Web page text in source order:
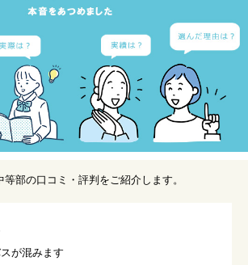
部の口コミ・評判をご紹介します。
が混みます